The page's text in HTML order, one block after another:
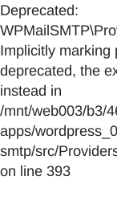
Deprecated:
Implicitly marking
deprecated, the
instead in
/mnt/web003/b3/
apps/
smtp/src/
on line 393Zum